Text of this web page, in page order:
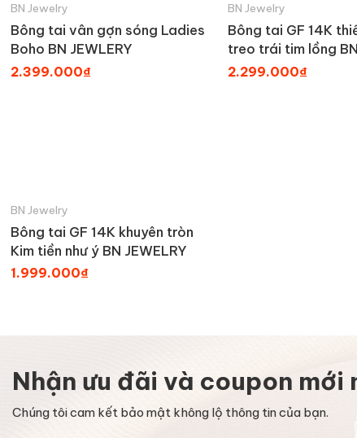
BN Jewelry
Bông tai vân gợn sóng Ladies
Boho BN JEWLERY
2.399.000₫
BN Jewelry
Bông tai GF 14K
treo trái tim lồng
_ BTY2389_E
2.299.000₫
BN Jewelry
Bông tai GF 14K khuyên tròn
Kim tiền như ý BN JEWELRY
1.999.000₫
Nhận ưu đãi và coupon mới
Chúng tôi cam kết bảo mật không lộ thông tin của bạn.